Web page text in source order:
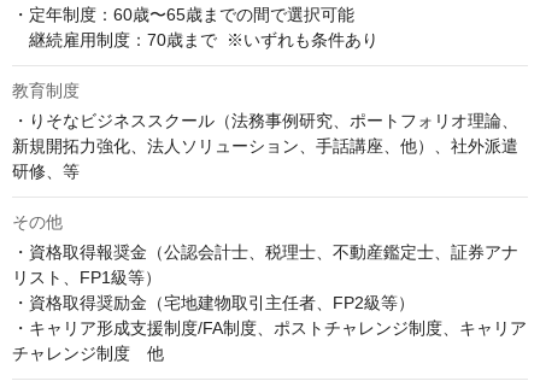
・定年制度：60歳〜65歳までの間で選択可能
継続雇用制度：70歳まで  ※いずれも条件あり
教育制度
・りそなビジネススクール（法務事例研究、ポートフォリオ理論、
新規開拓力強化、法人ソリューション、手話講座、他）、社外派遣
研修、等
その他
・資格取得報奨金（公認会計士、税理士、不動産鑑定士、証券アナ
リスト、FP1級等）
・資格取得奨励金（宅地建物取引主任者、FP2級等）
・キャリア形成支援制度/FA制度、ポストチャレンジ制度、キャリア
チャレンジ制度　他